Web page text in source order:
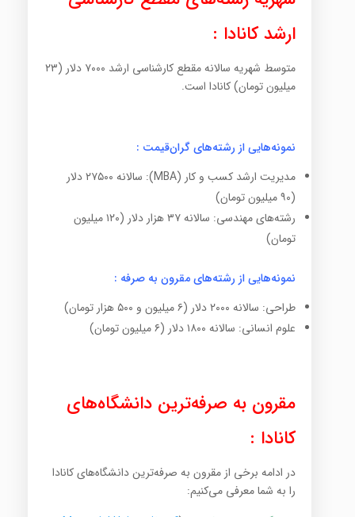
ارشد کانادا :
متوسط شهریه سالانه مقطع کارشناسی ارشد ۷۰۰۰ دلار (۲۳
میلیون تومان) کانادا است.
نمونه‌هایی از رشته‌های گران‌قیمت :
مدیریت ارشد کسب و کار (MBA): سالانه ۲۷۵۰۰ دلار
(۹۰ میلیون تومان)
رشته‌های مهندسی: سالانه ۳۷ هزار دلار (۱۲۰ میلیون
تومان)
نمونه‌هایی از رشته‌های مقرون به صرفه :
طراحی: سالانه ۲۰۰۰ دلار (۶ میلیون و ۵۰۰ هزار تومان)
علوم انسانی: سالانه ۱۸۰۰ دلار (۶ میلیون تومان)
مقرون به صرفه‌ترین دانشگاه‌های
کانادا :
در ادامه برخی از مقرون به صرفه‌ترین دانشگاه‌های کانادا
را به شما معرفی می‌کنیم: